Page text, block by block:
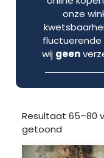
onze
fluctuerende
wij geen
Resultaat 65–80
getoond